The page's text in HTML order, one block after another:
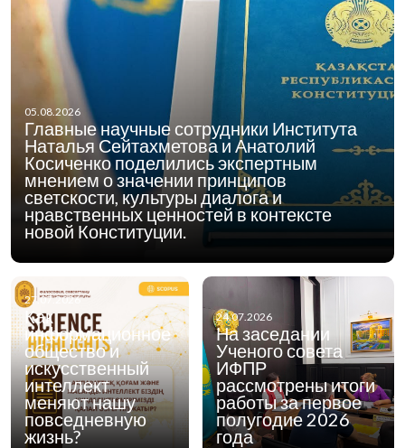
05.08.2026
Главные научные сотрудники Института
Наталья Сейтахметова и Анатолий
Косиченко поделились экспертным
мнением о значении принципов
светскости, культуры диалога и
нравственных ценностей в контексте
новой Конституции.
27.07.2026
Как
информационное
общество и
искусственный
интеллект
меняют нашу
повседневную
жизнь?
24.07.2026
На заседании
Ученого совета
ИФПР
рассмотрены итоги
работы за первое
полугодие 2026
года